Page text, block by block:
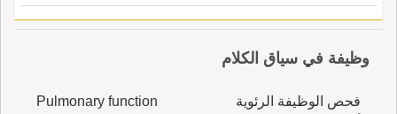
وظيفة في سياق الكلام
فحص الوظيفة الرئوية
Pulmonary function